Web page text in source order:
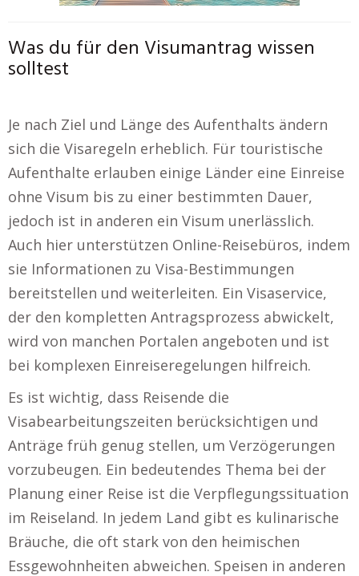
Was du für den Visumantrag wissen
solltest
Je nach Ziel und Länge des Aufenthalts ändern
sich die Visaregeln erheblich. Für touristische
Aufenthalte erlauben einige Länder eine Einreise
ohne Visum bis zu einer bestimmten Dauer,
jedoch ist in anderen ein Visum unerlässlich.
Auch hier unterstützen Online-Reisebüros, indem
sie Informationen zu Visa-Bestimmungen
bereitstellen und weiterleiten. Ein Visaservice,
der den kompletten Antragsprozess abwickelt,
wird von manchen Portalen angeboten und ist
bei komplexen Einreiseregelungen hilfreich.
Es ist wichtig, dass Reisende die
Visabearbeitungszeiten berücksichtigen und
Anträge früh genug stellen, um Verzögerungen
vorzubeugen. Ein bedeutendes Thema bei der
Planung einer Reise ist die Verpflegungssituation
im Reiseland. In jedem Land gibt es kulinarische
Bräuche, die oft stark von den heimischen
Essgewohnheiten abweichen. Speisen in anderen